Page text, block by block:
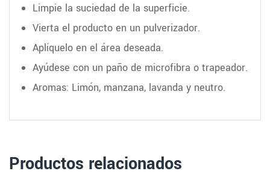
Limpie la suciedad de la superficie.
Vierta el producto en un pulverizador.
Aplíquelo en el área deseada.
Ayúdese con un paño de microfibra o trapeador.
Aromas: Limón, manzana, lavanda y neutro.
Productos relacionados